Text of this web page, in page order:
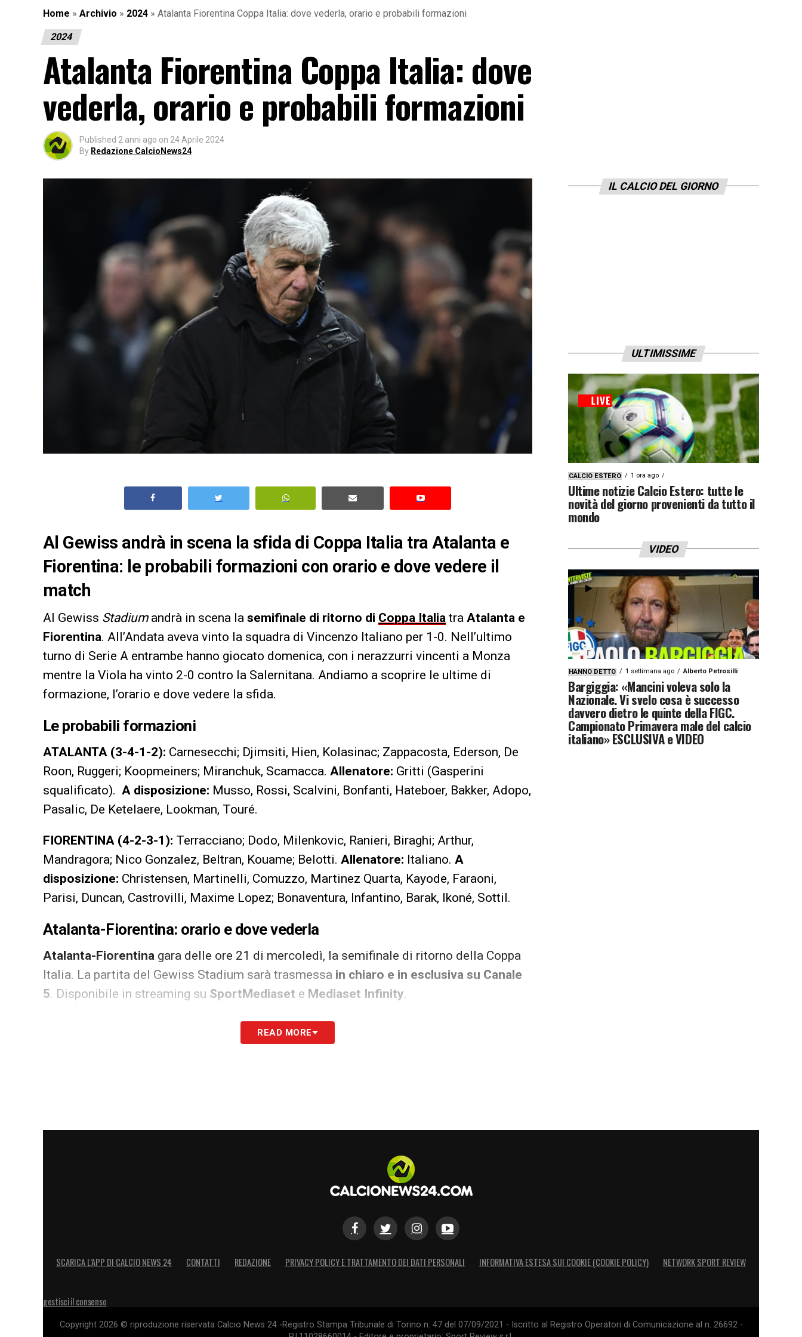
Home » Archivio » 2024 » Atalanta Fiorentina Coppa Italia: dove vederla, orario e probabili formazioni
2024
Atalanta Fiorentina Coppa Italia: dove
vederla, orario e probabili formazioni
Published 2 anni ago on 24 Aprile 2024
By Redazione CalcioNews24
Al Gewiss andrà in scena la sfida di Coppa Italia tra Atalanta e
Fiorentina: le probabili formazioni con orario e dove vedere il
match
Al Gewiss Stadium andrà in scena la semifinale di ritorno di Coppa Italia tra Atalanta e
Fiorentina. All’Andata aveva vinto la squadra di Vincenzo Italiano per 1-0. Nell’ultimo
turno di Serie A entrambe hanno giocato domenica, con i nerazzurri vincenti a Monza
mentre la Viola ha vinto 2-0 contro la Salernitana. Andiamo a scoprire le ultime di
formazione, l’orario e dove vedere la sfida.
Le probabili formazioni
ATALANTA (3-4-1-2): Carnesecchi; Djimsiti, Hien, Kolasinac; Zappacosta, Ederson, De
Roon, Ruggeri; Koopmeiners; Miranchuk, Scamacca. Allenatore: Gritti (Gasperini
squalificato). A disposizione: Musso, Rossi, Scalvini, Bonfanti, Hateboer, Bakker, Adopo,
Pasalic, De Ketelaere, Lookman, Touré.
FIORENTINA (4-2-3-1): Terracciano; Dodo, Milenkovic, Ranieri, Biraghi; Arthur,
Mandragora; Nico Gonzalez, Beltran, Kouame; Belotti. Allenatore: Italiano. A
disposizione: Christensen, Martinelli, Comuzzo, Martinez Quarta, Kayode, Faraoni,
Parisi, Duncan, Castrovilli, Maxime Lopez; Bonaventura, Infantino, Barak, Ikoné, Sottil.
Atalanta-Fiorentina: orario e dove vederla
Atalanta-Fiorentina gara delle ore 21 di mercoledì, la semifinale di ritorno della Coppa
Italia. La partita del Gewiss Stadium sarà trasmessa in chiaro e in esclusiva su Canale
5. Disponibile in streaming su SportMediaset e Mediaset Infinity.
LA PLAYLIST DELLE NOSTRE TOP NEWSREAD MORE
IL CALCIO DEL GIORNO
ULTIMISSIME
CALCIO ESTERO 1 ora ago
Ultime notizie Calcio Estero: tutte le
novità del giorno provenienti da tutto il
mondo
VIDEO
HANNO DETTO 1 settimana ago Alberto Petrosilli
Bargiggia: «Mancini voleva solo la
Nazionale. Vi svelo cosa è successo
davvero dietro le quinte della FIGC.
Campionato Primavera male del calcio
italiano» ESCLUSIVA e VIDEO
SCARICA L’APP DI CALCIO NEWS 24 CONTATTI REDAZIONE PRIVACY POLICY E TRATTAMENTO DEI DATI PERSONALI INFORMATIVA ESTESA SUI COOKIE (COOKIE POLICY) NETWORK SPORT REVIEW
gestisci il consenso
Copyright 2026 © riproduzione riservata Calcio News 24 -Registro Stampa Tribunale di Torino n. 47 del 07/09/2021 - Iscritto al Registro Operatori di Comunicazione al n. 26692 -